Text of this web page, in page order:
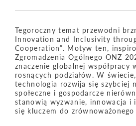
Tegoroczny temat przewodni
Innovation and Inclusivity
Cooperation”. Motyw ten,
Zgromadzenia Ogólnego ONZ
znaczenie globalnej współpracy
rosnących podziałów. W
technologia rozwija się szybciej
społeczne i gospodarcze
stanowią wyzwanie, innowacja i
się kluczem do